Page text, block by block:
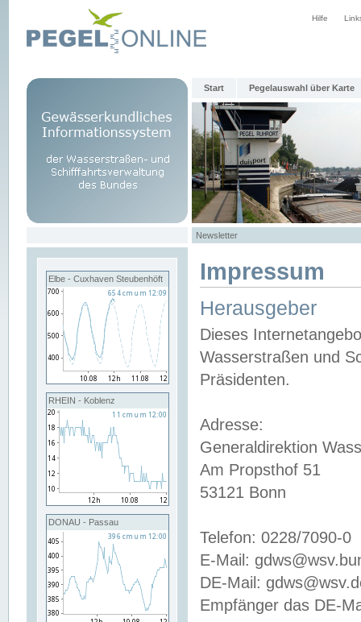
Hilfe
Start Pegelauswahl über Karte
Newsletter
Elbe - Cuxhaven Steubenhöft
RHEIN - Koblenz
DONAU - Passau
Impressum
Herausgeber
Dieses
Wasserstraßen und
Präsidenten.
Adresse:
Generaldirektion
Am Propsthof 51
53121 Bonn
Telefon: 0228/7090-0
E-Mail:
DE-Mail:
Empfänger das DE-